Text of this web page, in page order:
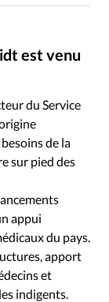
Culture
Monde
Aujourd'hui
est venu
du Service
de la
sur pied des
appui
du pays.
apport
et
indigents.